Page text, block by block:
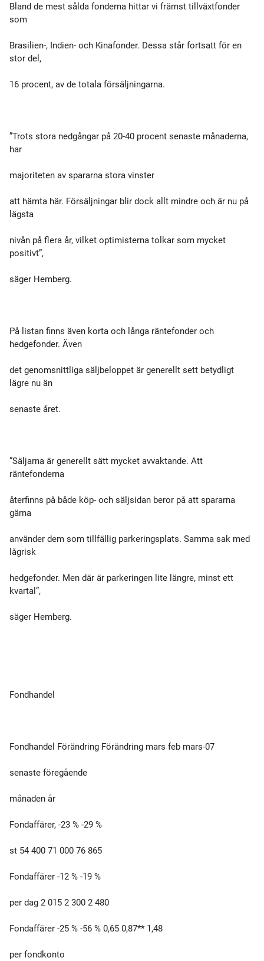
Bland de mest sålda fonderna hittar vi främst tillväxtfonder
som
Brasilien-, Indien- och Kinafonder. Dessa står fortsatt för en
stor del,
16 procent, av de totala försäljningarna.
”Trots stora nedgångar på 20-40 procent senaste månaderna,
har
majoriteten av spararna stora vinster
att hämta här. Försäljningar blir dock allt mindre och är nu på
lägsta
nivån på flera år, vilket optimisterna tolkar som mycket
positivt”,
säger Hemberg.
På listan finns även korta och långa räntefonder och
hedgefonder. Även
det genomsnittliga säljbeloppet är generellt sett betydligt
lägre nu än
senaste året.
”Säljarna är generellt sätt mycket avvaktande. Att
räntefonderna
återfinns på både köp- och säljsidan beror på att spararna
gärna
använder dem som tillfällig parkeringsplats. Samma sak med
lågrisk
hedgefonder. Men där är parkeringen lite längre, minst ett
kvartal”,
säger Hemberg.
Fondhandel
Fondhandel Förändring Förändring mars feb mars-07
senaste föregående
månaden år
Fondaffärer, -23 % -29 %
st 54 400 71 000 76 865
Fondaffärer -12 % -19 %
per dag 2 015 2 300 2 480
Fondaffärer -25 % -56 % 0,65 0,87** 1,48
per fondkonto